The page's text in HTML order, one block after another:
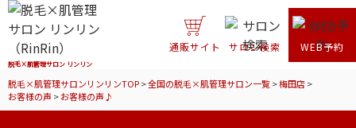
脱毛×肌管理サロン リンリン
通販サイト サロン検索 WEB予約
脱毛×肌管理サロンリンリンTOP>全国の脱毛×肌管理サロン一覧>梅田店>
お客様の声 >お客様の声♪